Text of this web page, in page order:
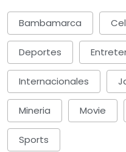
Bambamarca
Deportes
Internacionales
Mineria Movie
Sports